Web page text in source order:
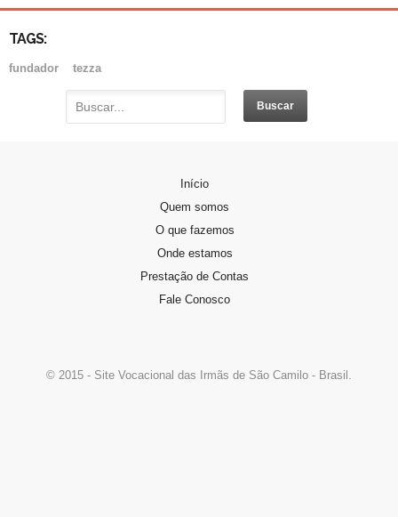
Padre Domingos Gava, nasceu em Vitório…
Se você sente o chamado de…
TAGS:
fundador tezza
Início
Quem somos
O que fazemos
Onde estamos
Prestação de Contas
Fale Conosco
© 2015 - Site Vocacional das Irmãs de São Camilo - Brasil.